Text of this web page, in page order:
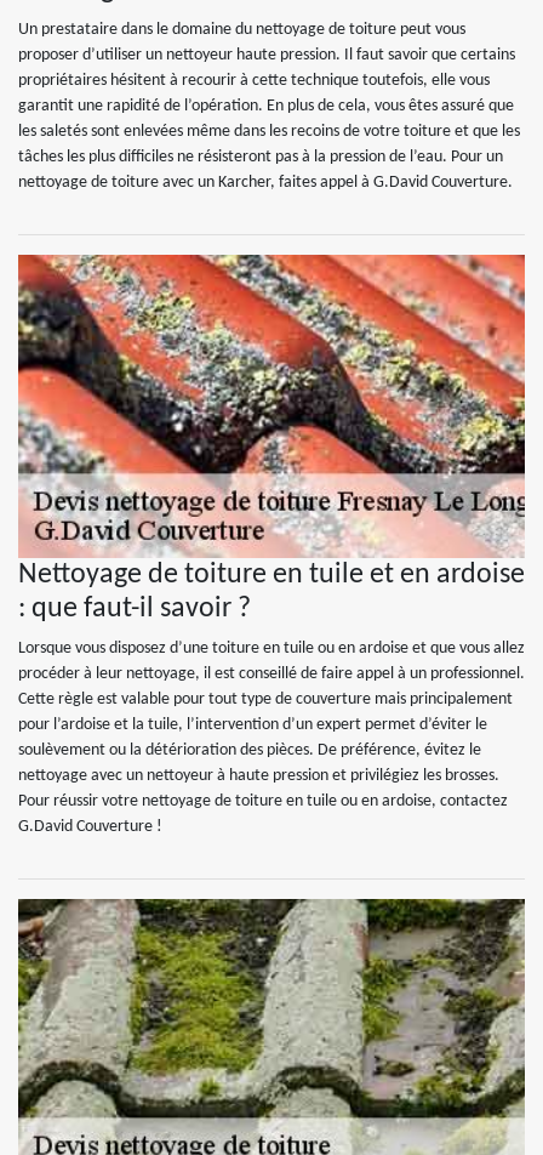
Un prestataire dans le domaine du nettoyage de toiture peut vous
proposer d’utiliser un nettoyeur haute pression. Il faut savoir que certains
propriétaires hésitent à recourir à cette technique toutefois, elle vous
garantit une rapidité de l’opération. En plus de cela, vous êtes assuré que
les saletés sont enlevées même dans les recoins de votre toiture et que les
tâches les plus difficiles ne résisteront pas à la pression de l’eau. Pour un
nettoyage de toiture avec un Karcher, faites appel à G.David Couverture.
Nettoyage de toiture en tuile et en ardoise
: que faut-il savoir ?
Lorsque vous disposez d’une toiture en tuile ou en ardoise et que vous allez
procéder à leur nettoyage, il est conseillé de faire appel à un professionnel.
Cette règle est valable pour tout type de couverture mais principalement
pour l’ardoise et la tuile, l’intervention d’un expert permet d’éviter le
soulèvement ou la détérioration des pièces. De préférence, évitez le
nettoyage avec un nettoyeur à haute pression et privilégiez les brosses.
Pour réussir votre nettoyage de toiture en tuile ou en ardoise, contactez
G.David Couverture !